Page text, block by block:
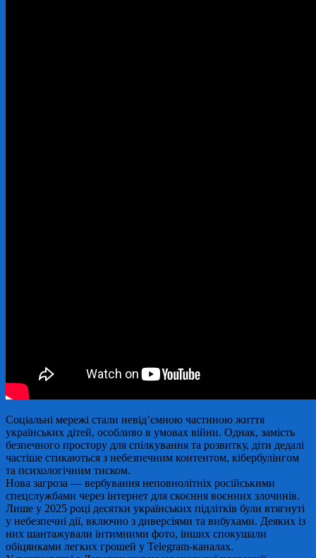
Соціальні мережі стали невід’ємною частиною життя
українських дітей, особливо в умовах війни. Однак, замість
безпечного простору для спілкування та розвитку, діти дедалі
частіше стикаються з небезпечним контентом, кібербулінгом
та психологічним тиском.
Нова загроза — вербування неповнолітніх російськими
спецслужбами через інтернет для скоєння воєнних злочинів.
Лише у 2025 році десятки українських підлітків були втягнуті
у небезпечні дії, включно з диверсіями та вибухами. Деяких із
них шантажували інтимними фото, інших спокушали
обіцянками легких грошей у Telegram-каналах.